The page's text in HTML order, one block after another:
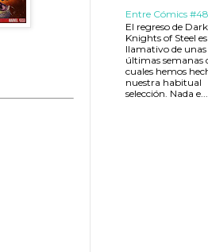
Entre Cómics
El regreso de Dark
Knights of Steel
llamativo de unas
últimas semanas
cuales hemos
nuestra habitual
selección. Nada e...